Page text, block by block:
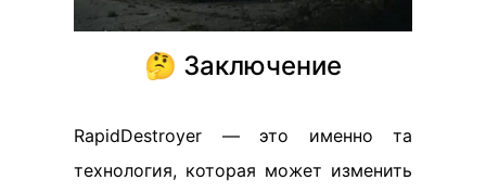
🤔 Заключение
RapidDestroyer — это именно та
технология, которая может изменить